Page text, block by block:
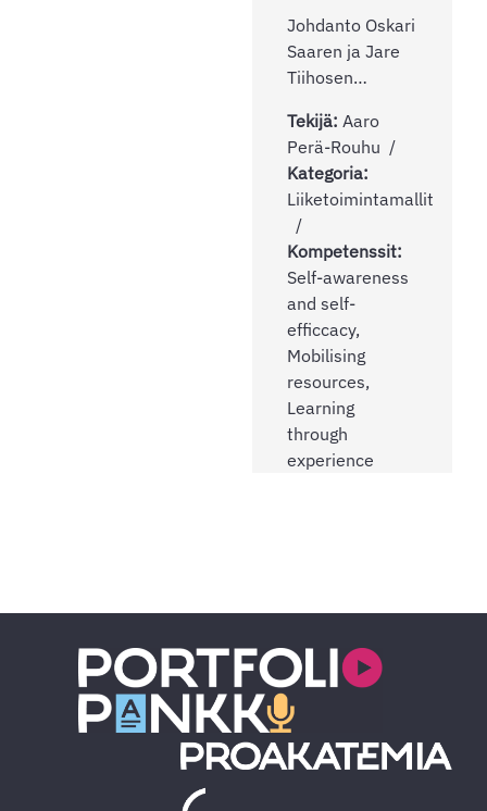
Johdanto Oskari
Saaren ja Jare
Tiihosen…
Tekijä: Aaro
Perä-Rouhu
Kategoria:
Liiketoimintamallit
Kompetenssit:
Self-awareness
and self-
efficcacy,
Mobilising
resources,
Learning
through
experience